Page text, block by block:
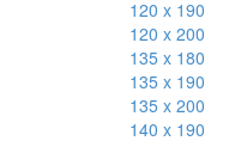
120 x 190
120 x 200
135 x 180
135 x 190
135 x 200
140 x 190